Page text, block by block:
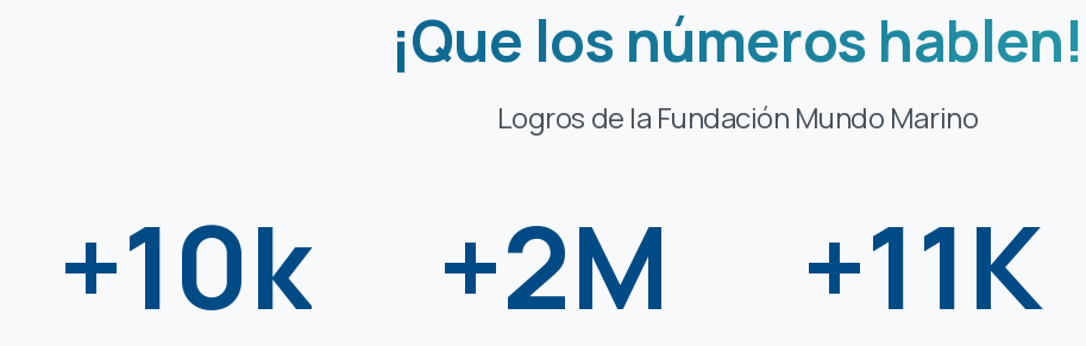
¡Que los números hablen!
Logros de la Fundación Mundo Marino
+10k +2M +11K